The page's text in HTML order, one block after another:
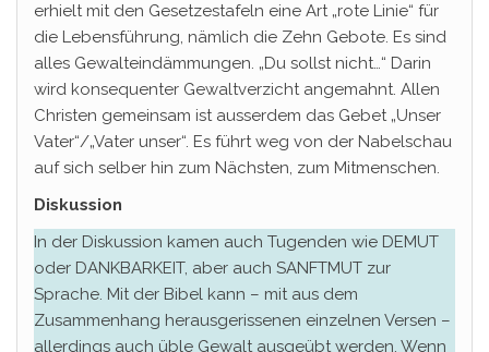
erhielt mit den Gesetzestafeln eine Art „rote Linie“ für
die Lebensführung, nämlich die Zehn Gebote. Es sind
alles Gewalteindämmungen. „Du sollst nicht…“ Darin
wird konsequenter Gewaltverzicht angemahnt. Allen
Christen gemeinsam ist ausserdem das Gebet „Unser
Vater“/„Vater unser“. Es führt weg von der Nabelschau
auf sich selber hin zum Nächsten, zum Mitmenschen.
Diskussion
In der Diskussion kamen auch Tugenden wie DEMUT
oder DANKBARKEIT, aber auch SANFTMUT zur
Sprache. Mit der Bibel kann – mit aus dem
Zusammenhang herausgerissenen einzelnen Versen –
allerdings auch üble Gewalt ausgeübt werden. Wenn